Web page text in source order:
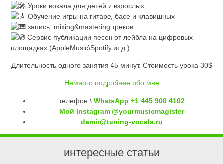
Уроки вокала для детей и взрослых
Обучение игры на гитаре, басе и клавишных
запись, mixing&mastering треков
Сервис публикации песен от лейбла на цифровых
площадках (AppleMusic\Spotify ит.д.)
Длительность одного занятия 45 минут. Стоимость урока 30$
Немного подробнее обо мне
телефон \ WhatsApp +1 445 900 4102
Мой Instagram @yourmusicmagister
damir@tuning-vocala.ru
интересные статьи